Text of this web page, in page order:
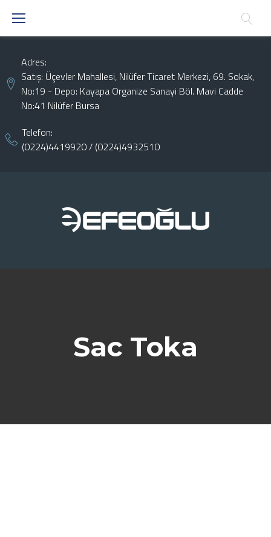
Skip
Adres:
Satış: Üçevler Mahallesi, Nilüfer Ticaret Merkezi, 69. Sokak,
No:19 - Depo: Kayapa Organize Sanayi Böl. Mavi Cadde
No:41 Nilüfer Bursa
Telefon:
(0224)4419920/ (0224)4932510
Sac Toka